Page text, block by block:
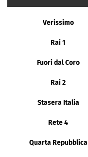
Verissimo
Rai 1
Fuori dal Coro
Rai 2
Stasera Italia
Rete 4
Quarta Repubblica